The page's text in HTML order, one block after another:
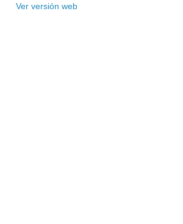
Ver versión web